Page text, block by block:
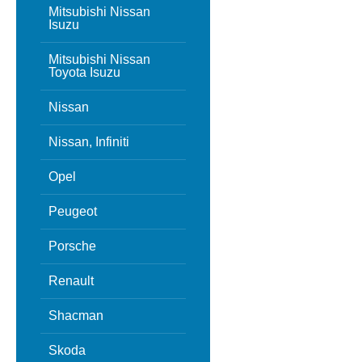
Mitsubishi Nissan
Isuzu
Mitsubishi Nissan
Toyota Isuzu
Nissan
Nissan, Infiniti
Opel
Peugeot
Porsche
Renault
Shacman
Skoda